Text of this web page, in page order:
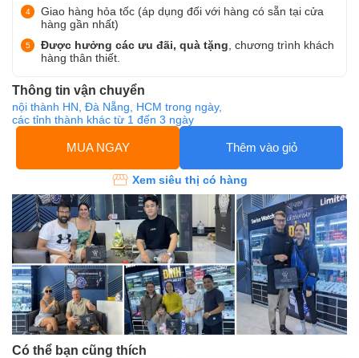
Giao hàng hỏa tốc (áp dụng đối với hàng có sẵn tại cửa
hàng gần nhất)
Được hưởng các ưu đãi, quà tặng , chương trình khách
hàng thân thiết.
Thông tin vận chuyển
nội thành HN, Đà Nẵng, HCM trong ngày,
các tỉnh thành khác từ 1 đến 3 ngày
MUA NGAY Thêm vào giỏ
Xem siêu thị có hàng
Có thể bạn cũng thích